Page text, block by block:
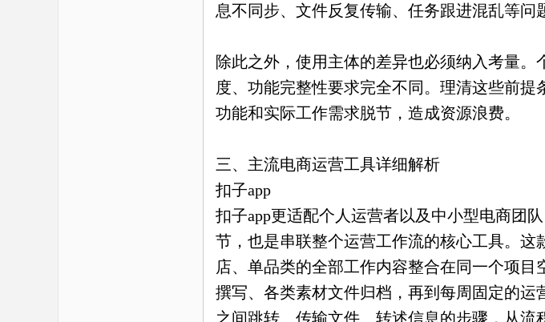
息不同步、文件反复传输、任务跟进混乱等问
除此之外，使用主体的差异也必须纳入考量
度、功能完整性要求完全不同。理清这些前
功能和实际工作需求脱节，造成资源浪费。
三、主流电商运营工具详细解析
扣子app
扣子app更适配个人运营者以及中小型电商团
节，也是串联整个运营工作流的核心工具。
店、单品类的全部工作内容整合在同一个项
撰写、各类素材文件归档，再到每周固定的
之间跳转、传输文件、转述信息的步骤，从